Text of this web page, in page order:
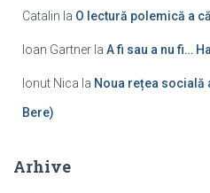
Catalin la O lectură polemică a
Ioan Gartner la A fi sau a nu fi…
Ionut Nica la Noua rețea socială
Bere)
Arhive